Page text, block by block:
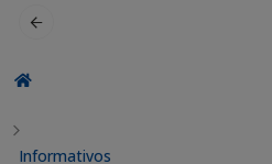
Informativos